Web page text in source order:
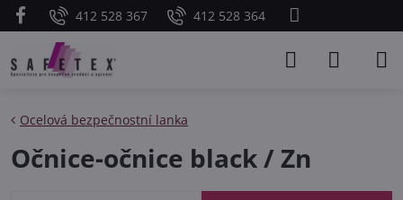
412 528 367 412 528 364
Ocelová bezpečnostní lanka
Očnice-očnice black / Zn